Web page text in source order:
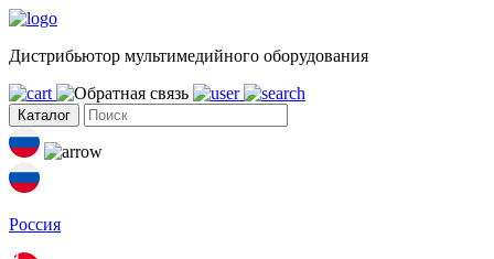
Дистрибьютор мультимедийного оборудования
Каталог
Россия